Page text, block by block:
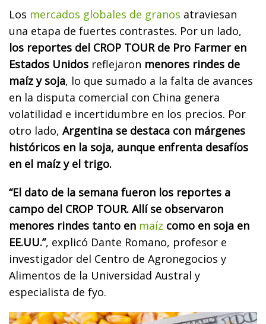
Los mercados globales de granos atraviesan
una etapa de fuertes contrastes. Por un lado,
los reportes del CROP TOUR de Pro Farmer en
Estados Unidos reflejaron menores rindes de
maíz y soja, lo que sumado a la falta de avances
en la disputa comercial con China genera
volatilidad e incertidumbre en los precios. Por
otro lado, Argentina se destaca con márgenes
históricos en la soja, aunque enfrenta desafíos
en el maíz y el trigo.
“El dato de la semana fueron los reportes a
campo del CROP TOUR. Allí se observaron
menores rindes tanto en maíz como en soja en
EE.UU.”, explicó Dante Romano, profesor e
investigador del Centro de Agronegocios y
Alimentos de la Universidad Austral y
especialista de fyo.